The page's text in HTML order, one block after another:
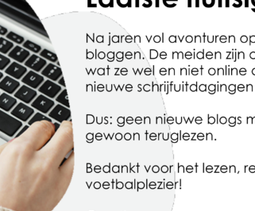
deAjaxmeidenleverde al heel wat op.
Superlief! En zo druppelde er afgelopen
jarig was. Elke keer een cadeautje per
Weer wat plaatjes erbij! Het album raakt
ze nog niet eens het superpakketje
het album helemaal vol komt.
hier in huis. En voorzichtig wordt het